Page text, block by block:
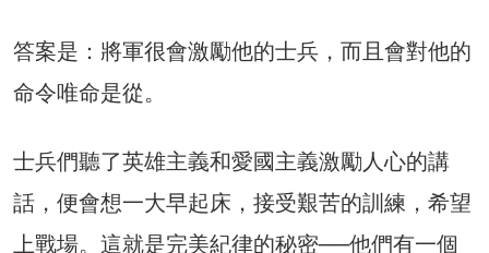
答案是：將軍很會激勵他的士兵，而且會對他的
命令唯命是從。
士兵們聽了英雄主義和愛國主義激勵人心的講
話，便會想一大早起床，接受艱苦的訓練，希望
上戰場。這就是完美紀律的秘密──他們有一個